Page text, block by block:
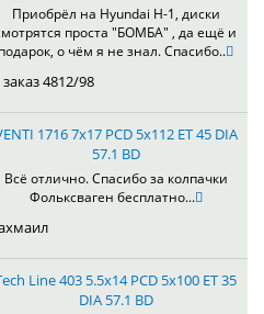
Приобрёл на Hyundai H-1, диски
проста "БОМБА" , да ещё и
о чём я не знал. Спасибо..
4812/98
1716 7x17 PCD 5x112 ET 45 DIA
57.1 BD
Всё отлично. Спасибо за колпачки
Фольксваген бесплатно...
Line 403 5.5x14 PCD 5x100 ET 35
DIA 57.1 BD